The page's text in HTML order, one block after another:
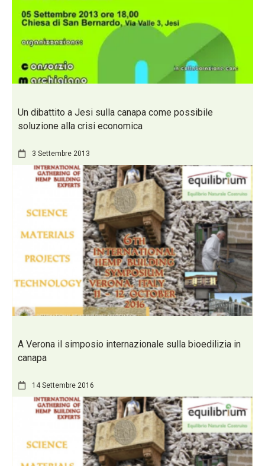
Un dibattito a Jesi sulla canapa come possibile
soluzione alla crisi economica
3 Settembre 2013
A Verona il simposio internazionale sulla bioedilizia in
canapa
14 Settembre 2016